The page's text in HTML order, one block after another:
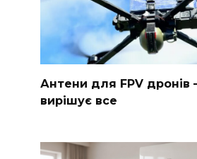
Антени для FPV дронів
вирішує все